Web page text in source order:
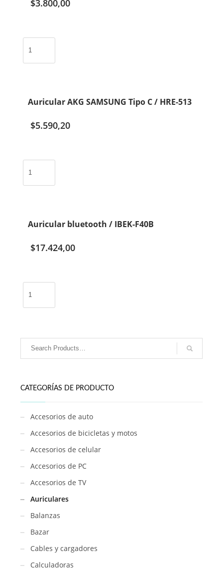
$3.800,00
bluetooth
cantidadAuricular AKG SAMSUNG Tipo C / HRE-513
$5.590,20
SAMSUNG
cantidad
Auricular bluetooth / IBEK-F40B
$17.424,00
bluetooth
CATEGORÍAS DE PRODUCTO
Accesorios de auto
Accesorios de bicicletas y motos
Accesorios de celular
Accesorios de PC
Accesorios de TV
Auriculares
Balanzas
Bazar
Cables y cargadores
Calculadoras